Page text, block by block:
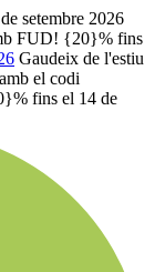
setembre 2026
FUD! {20}% fins
Gaudeix de l'estiu
el codi
fins el 14 de